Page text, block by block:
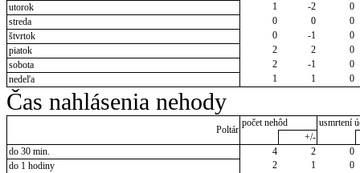
utorok
1 -2
0
streda
0 0
0
štvrtok
0 -1
0
piatok
2 2
0
sobota
2 -1
0
nedeľa
1 1 0
Čas nahlásenia nehody
Poltár
počet nehôd
usmrtení
+/-
do 30 min.
4 2
0
do 1 hodiny
2 1
0